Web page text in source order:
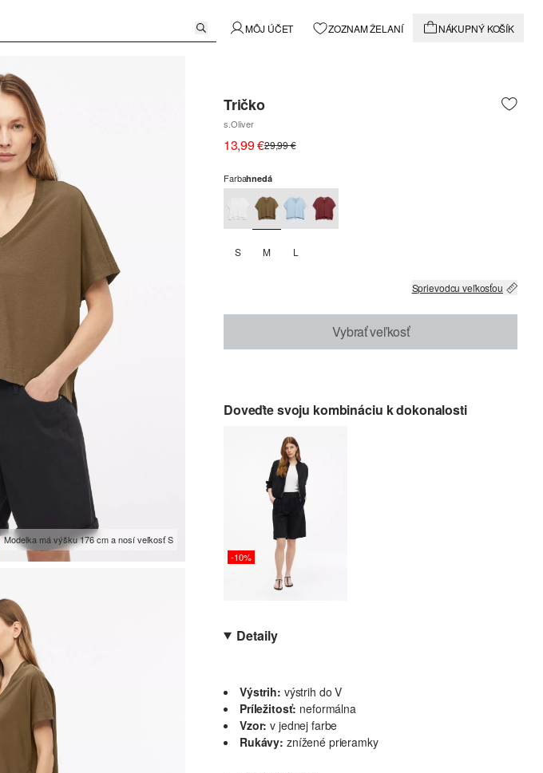
MÔJ ÚČET ZOZNAM ŽELANÍ NÁKUPNÝ KOŠÍK
Modelka má výšku 176 cm a nosí veľkosť S
Tričko
s.Oliver
13,99 €29,99 €
Farbahnedá
S M L
Sprievodcu veľkosťou
Vybrať veľkosť
Doveďte svoju kombináciu k dokonalosti
-10%
Detaily
Výstrih: výstrih do V
Príležitosť: neformálna
Vzor: v jednej farbe
Rukávy: znížené prieramky